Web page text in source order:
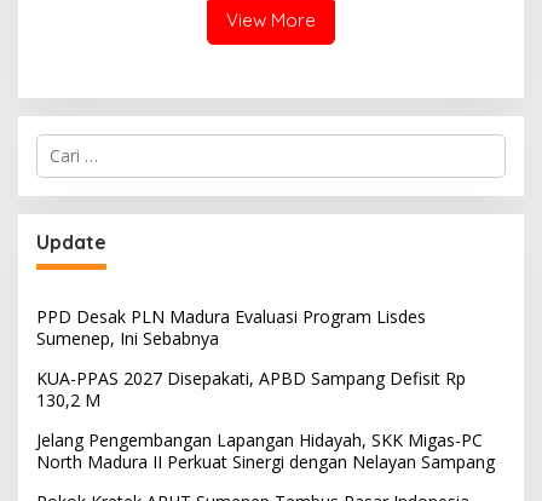
View More
Cari
untuk:
Update
PPD Desak PLN Madura Evaluasi Program Lisdes
Sumenep, Ini Sebabnya
KUA-PPAS 2027 Disepakati, APBD Sampang Defisit Rp
130,2 M
Jelang Pengembangan Lapangan Hidayah, SKK Migas-PC
North Madura II Perkuat Sinergi dengan Nelayan Sampang